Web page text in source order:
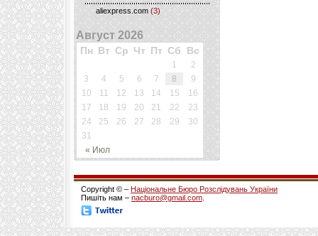
aliexpress.com (3)
Август 2026
Пн Вт Ср Чт Пт Сб Вс
« Июл
1
2
3
4 5 6 7 8
9
10
11 12 13 14 15
16
17
18 19 20 21 22
23
24
25 26 27 28 29
30
31
Copyright © – Національне Бюро Розслідувань України
Пишіть нам – nacburo@gmail.com